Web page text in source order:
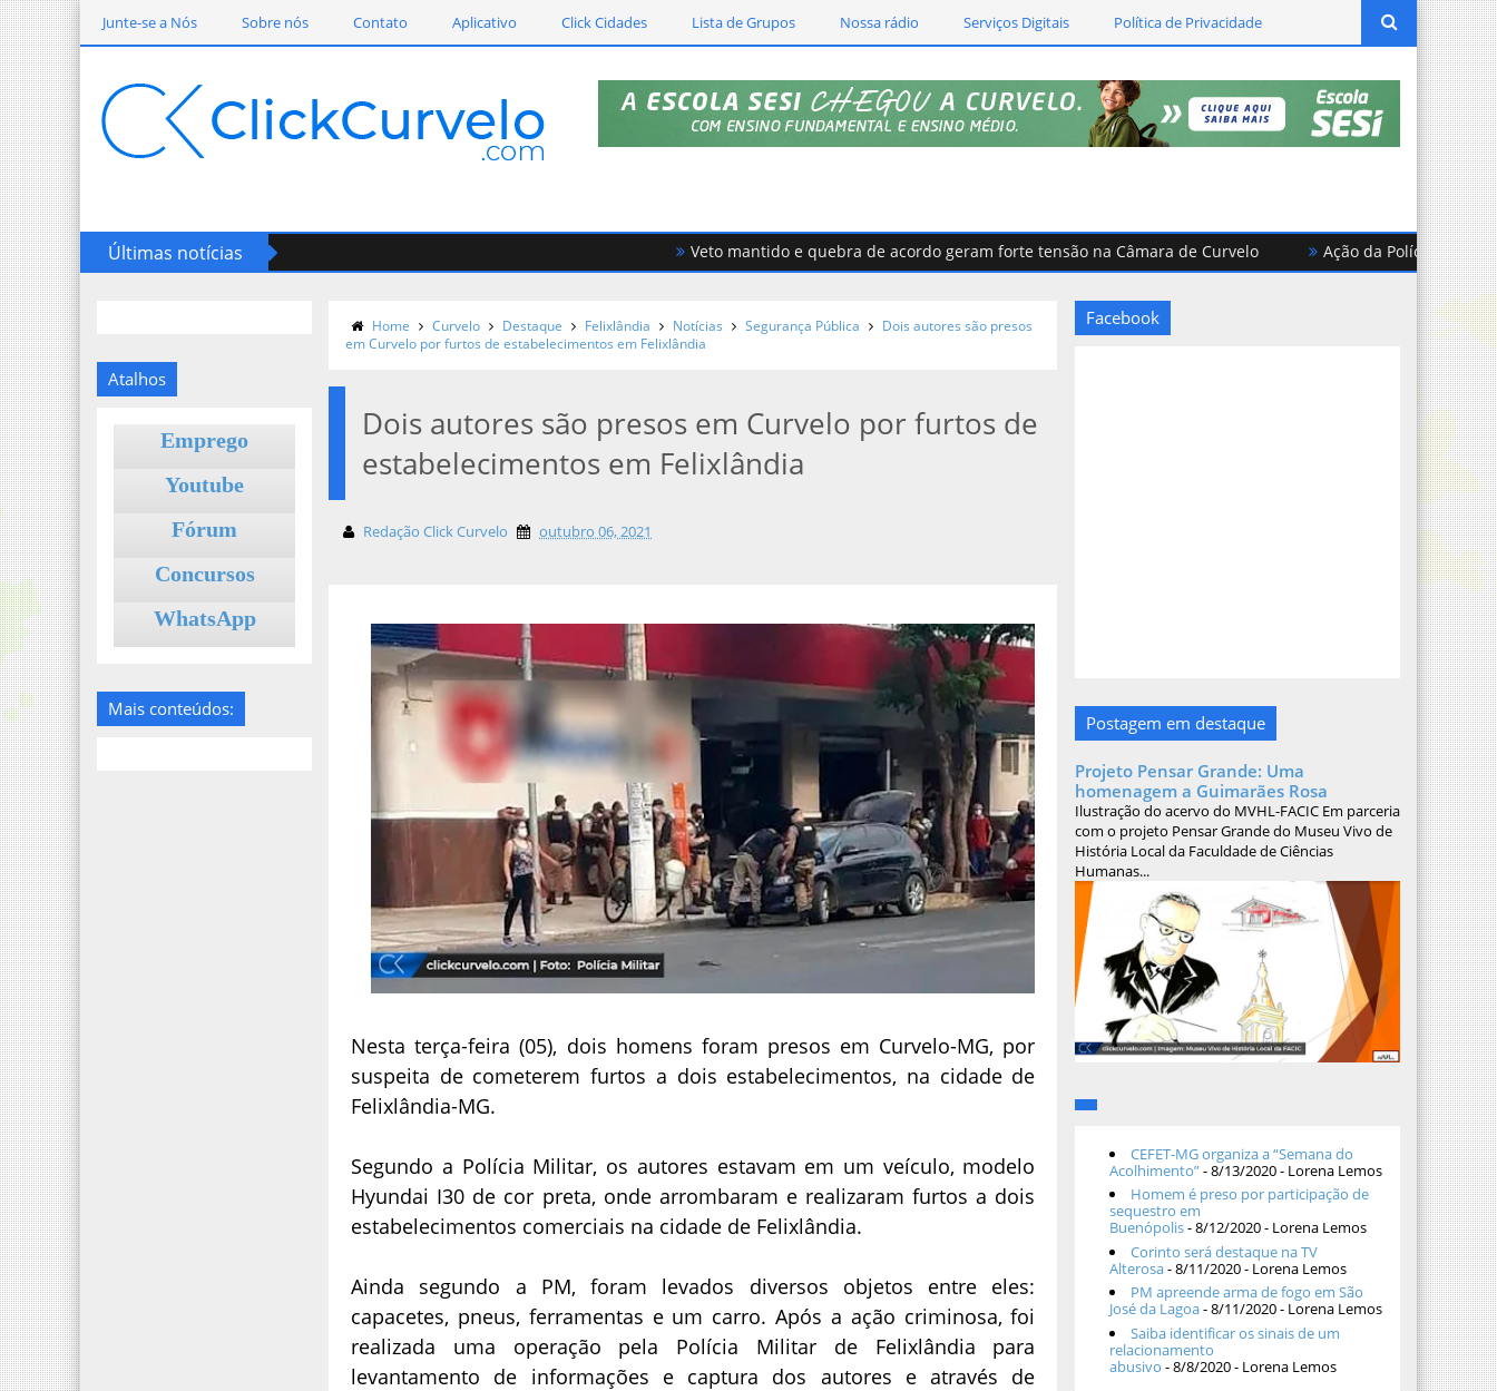
Junte-se a Nós Sobre nós Contato Aplicativo Click Cidades Lista de Grupos Nossa rádio Serviços Digitais Política de Privacidade
Últimas notícias Veto mantido e quebra de acordo geram forte tensão na Câmara de Curvelo Ação da Polícia Civil em
Atalhos
Emprego
Youtube
Fórum
Concursos
WhatsApp
Mais conteúdos:
Home Curvelo Destaque Felixlândia Notícias Segurança Pública
Dois autores são presos
em Curvelo por furtos de estabelecimentos em Felixlândia
Dois autores são presos em Curvelo por furtos de
estabelecimentos em Felixlândia
Redação Click Curvelo outubro 06, 2021
Nesta terça-feira (05), dois homens foram presos em Curvelo-MG, por
suspeita de cometerem furtos a dois estabelecimentos, na cidade de
Felixlândia-MG.
Segundo a Polícia Militar, os autores estavam em um veículo, modelo
Hyundai I30 de cor preta, onde arrombaram e realizaram furtos a dois
estabelecimentos comerciais na cidade de Felixlândia.
Ainda segundo a PM, foram levados diversos objetos entre eles:
capacetes, pneus, ferramentas e um carro. Após a ação criminosa, foi
realizada uma operação pela Polícia Militar de Felixlândia para
levantamento de informações e captura dos autores e através de
Facebook
Postagem em destaque
Projeto Pensar Grande: Uma
homenagem a Guimarães Rosa
Ilustração do acervo do MVHL-FACIC Em parceria
com o projeto Pensar Grande do Museu Vivo de
História Local da Faculdade de Ciências
Humanas...
CEFET-MG organiza a “Semana do
Acolhimento”- 8/13/2020- Lorena Lemos
Homem é preso por participação de
sequestro em
Buenópolis- 8/12/2020- Lorena Lemos
Corinto será destaque na TV
Alterosa- 8/11/2020- Lorena Lemos
PM apreende arma de fogo em São
José da Lagoa- 8/11/2020- Lorena Lemos
Saiba identificar os sinais de um
relacionamento
abusivo - 8/8/2020- Lorena Lemos